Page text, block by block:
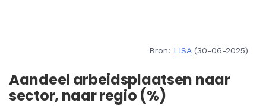
Bron: LISA(30-06-2025)
Aandeel arbeidsplaatsen naar
sector, naar regio (%)